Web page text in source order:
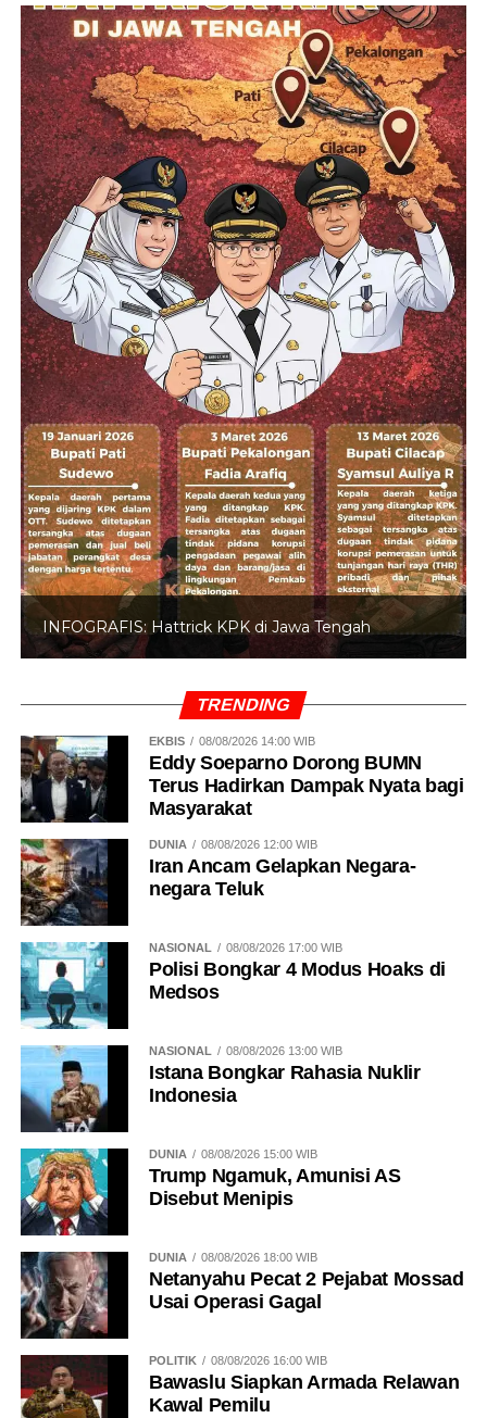
INFOGRAFIS: Hattrick KPK di Jawa Tengah
TRENDING
EKBIS 08/08/2026 14:00 WIB
Eddy Soeparno Dorong BUMN
Terus Hadirkan Dampak Nyata bagi
Masyarakat
DUNIA 08/08/2026 12:00 WIB
Iran Ancam Gelapkan Negara-
negara Teluk
NASIONAL 08/08/2026 17:00 WIB
Polisi Bongkar 4 Modus Hoaks di
Medsos
NASIONAL 08/08/2026 13:00 WIB
Istana Bongkar Rahasia Nuklir
Indonesia
DUNIA 08/08/2026 15:00 WIB
Trump Ngamuk, Amunisi AS
Disebut Menipis
DUNIA 08/08/2026 18:00 WIB
Netanyahu Pecat 2 Pejabat Mossad
Usai Operasi Gagal
POLITIK 08/08/2026 16:00 WIB
Bawaslu Siapkan Armada Relawan
Kawal Pemilu